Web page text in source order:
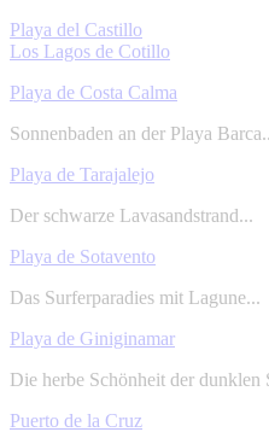
Playa del Castillo
Los Lagos de Cotillo
Playa de Costa Calma
Sonnenbaden an der Playa
Playa de Tarajalejo
Der schwarze Lavasandstrand...
Playa de Sotavento
Das Surferparadies mit Lagune...
Playa de Giniginamar
Die herbe Schönheit der dunklen
Puerto de la Cruz